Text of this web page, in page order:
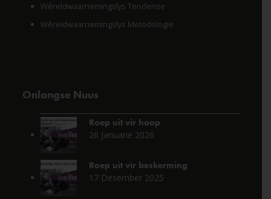
Wêreldwaarnemingslys Tendense
Wêreldwaarnemingslys Metodologie
Onlangse Nuus
Roep uit vir hoop
26 Januarie 2026
Roep uit vir beskerming
17 Desember 2025